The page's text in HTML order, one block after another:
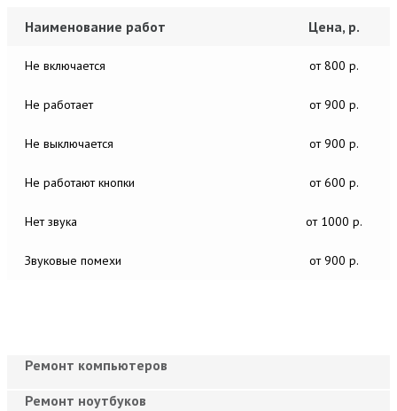
Наименование работ Цена, р.
Не включается от 800 р.
Не работает от 900 р.
Не выключается от 900 р.
Не работают кнопки от 600 р.
Нет звука от 1000 р.
Звуковые помехи от 900 р.
Ремонт компьютеров
Ремонт ноутбуков